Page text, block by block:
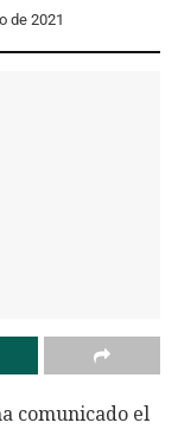
de 2021
comunicado el